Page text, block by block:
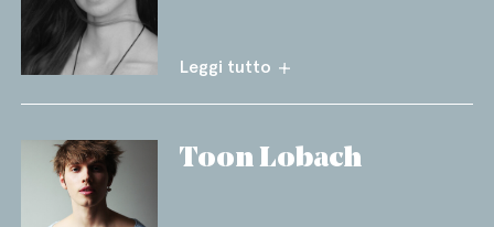
Leggi tutto
Toon Lobach